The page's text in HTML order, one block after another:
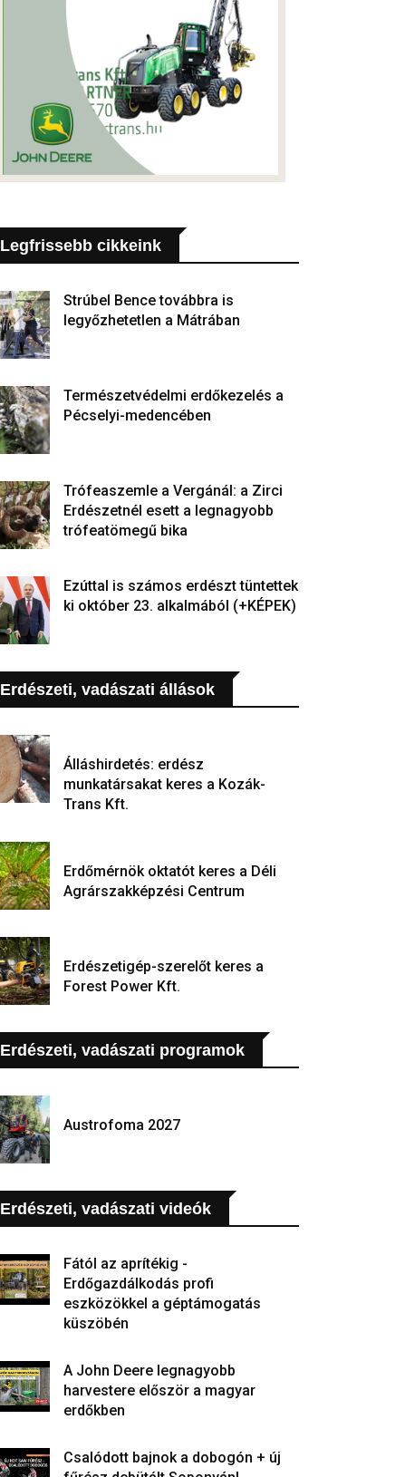
Legfrissebb cikkeink
Strúbel Bence továbbra is
legyőzhetetlen a Mátrában
Természetvédelmi erdőkezelés a
Pécselyi-medencében
Trófeaszemle a Vergánál: a Zirci
Erdészetnél esett a legnagyobb
trófeatömegű bika
Ezúttal is számos erdészt tüntettek
ki október 23. alkalmából (+KÉPEK)
Erdészeti, vadászati állások
Álláshirdetés: erdész
munkatársakat keres a Kozák-
Trans Kft.
Erdőmérnök oktatót keres a Déli
Agrárszakképzési Centrum
Erdészetigép-szerelőt keres a
Forest Power Kft.
Erdészeti, vadászati programok
Austrofoma 2027
Erdészeti, vadászati videók
Fától az aprítékig -
Erdőgazdálkodás profi
eszközökkel a géptámogatás
küszöbén
A John Deere legnagyobb
harvestere először a magyar
erdőkben
Csalódott bajnok a dobogón + új